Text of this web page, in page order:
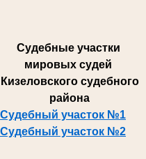
Судебные участки
мировых судей
Кизеловского судебного
района
Судебный участок №1
Судебный участок №2